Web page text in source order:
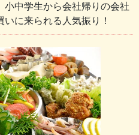
小中学生から会社帰りの会社
に来られる人気振り！